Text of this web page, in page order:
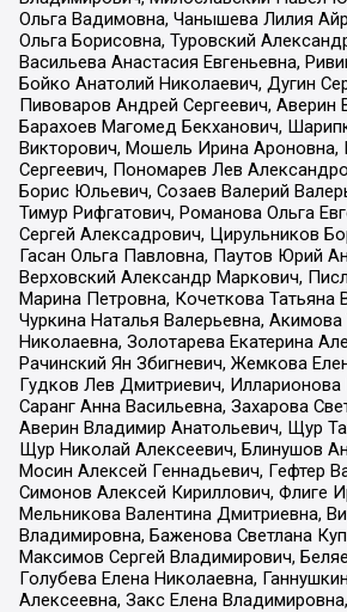
Ольга Вадимовна, Чанышева Лилия
Ольга Борисовна, Туровский
Васильева Анастасия Евгеньевна,
Бойко Анатолий Николаевич, Дугин
Пивоваров Андрей Сергеевич, Аверин
Барахоев Магомед Бекханович,
Викторович, Мошель Ирина Ароновна,
Сергеевич, Пономарев Лев
Борис Юльевич, Созаев Валерий
Тимур Рифгатович, Романова Ольга
Сергей Алексадрович, Цирульников
Гасан Ольга Павловна, Паутов Юрий
Верховский Александр Маркович,
Марина Петровна, Кочеткова Татьяна
Чуркина Наталья Валерьевна, Акимова
Николаевна, Золотарева Екатерина
Рачинский Ян Збигневич, Жемкова
Гудков Лев Дмитриевич,
Саранг Анна Васильевна, Захарова
Аверин Владимир Анатольевич, Щур
Щур Николай Алексеевич, Блинушов
Мосин Алексей Геннадьевич, Гефтер
Симонов Алексей Кириллович, Флиге
Мельникова Валентина Дмитриевна,
Владимировна, Баженова Светлана
Максимов Сергей Владимирович,
Голубева Елена Николаевна,
Алексеевна, Закс Елена